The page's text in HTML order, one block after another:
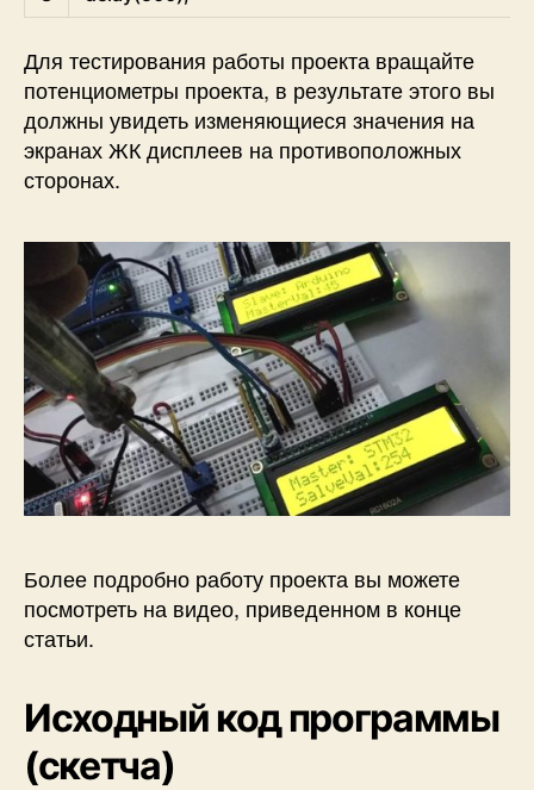
Для тестирования работы проекта вращайте
потенциометры проекта, в результате этого вы
должны увидеть изменяющиеся значения на
экранах ЖК дисплеев на противоположных
сторонах.
Более подробно работу проекта вы можете
посмотреть на видео, приведенном в конце
статьи.
Исходный код программы
(скетча)